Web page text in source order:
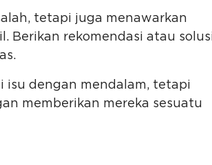
tetapi juga menawarkan
Berikan rekomendasi atau
isu dengan mendalam, tetapi
memberikan mereka sesuatu